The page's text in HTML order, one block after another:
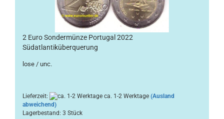
2 Euro Sondermünze Portugal 2022
Südatlantiküberquerung
lose / unc.
Lieferzeit: ca. 1-2 Werktage (Ausland
abweichend)
Lagerbestand: 3 Stück